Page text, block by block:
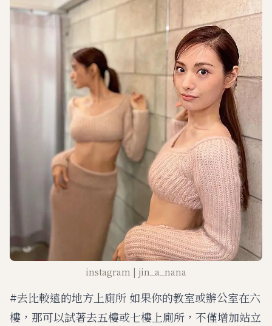
instagram | jin_a_nana
#去比較遠的地方上廁所 如果你的教室或辦公室在六
樓，那可以試著去五樓或七樓上廁所，不僅增加站立